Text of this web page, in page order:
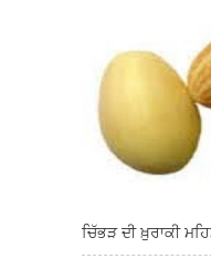
ਚਿੱਭੜ ਦੀ ਖ਼ੁਰਾਕੀ